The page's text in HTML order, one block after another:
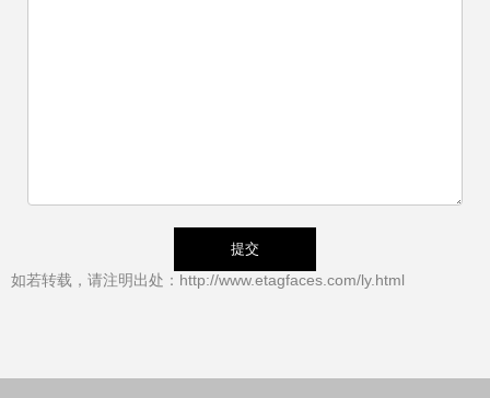
如若转载，请注明出处：http://www.etagfaces.com/ly.html